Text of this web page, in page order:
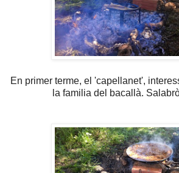
En primer terme, el 'capellanet',
la familia del bacallà.